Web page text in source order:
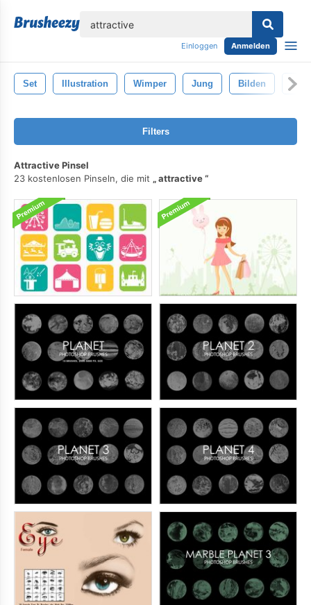
Einloggen Anmelden
Set Illustration Wimper Jung Bilden Blau
Filters
Attractive Pinsel
23 kostenlosen Pinseln, die mit
attractive